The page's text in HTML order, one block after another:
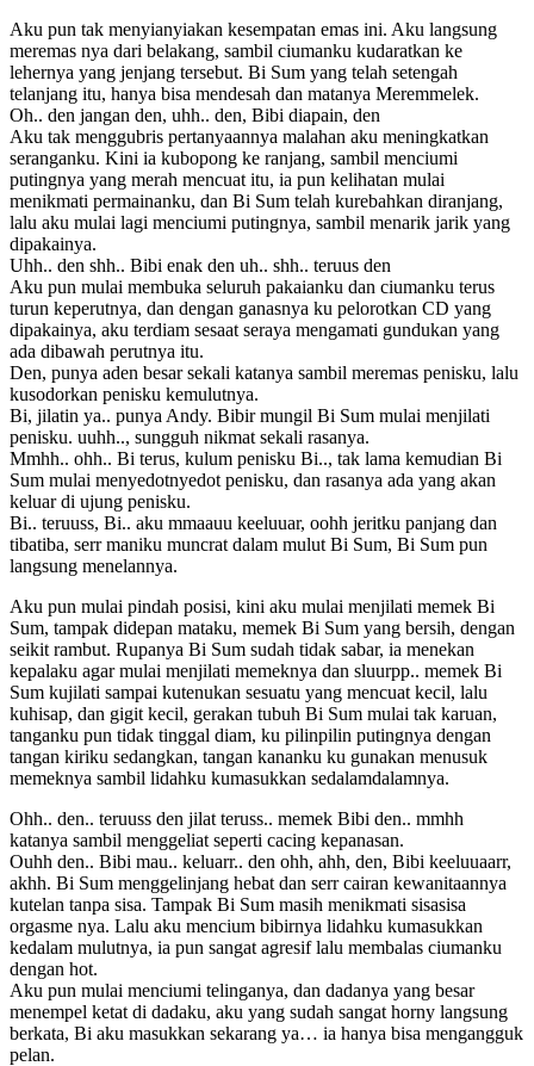
Aku pun tak menyianyiakan kesempatan emas ini. Aku langsung
meremas nya dari belakang, sambil ciumanku kudaratkan ke
lehernya yang jenjang tersebut. Bi Sum yang telah setengah
telanjang itu, hanya bisa mendesah dan matanya Meremmelek.
Oh.. den jangan den, uhh.. den, Bibi diapain, den
Aku tak menggubris pertanyaannya malahan aku meningkatkan
seranganku. Kini ia kubopong ke ranjang, sambil menciumi
putingnya yang merah mencuat itu, ia pun kelihatan mulai
menikmati permainanku, dan Bi Sum telah kurebahkan diranjang,
lalu aku mulai lagi menciumi putingnya, sambil menarik jarik yang
dipakainya.
Uhh.. den shh.. Bibi enak den uh.. shh.. teruus den
Aku pun mulai membuka seluruh pakaianku dan ciumanku terus
turun keperutnya, dan dengan ganasnya ku pelorotkan CD yang
dipakainya, aku terdiam sesaat seraya mengamati gundukan yang
ada dibawah perutnya itu.
Den, punya aden besar sekali katanya sambil meremas penisku, lalu
kusodorkan penisku kemulutnya.
Bi, jilatin ya.. punya Andy. Bibir mungil Bi Sum mulai menjilati
penisku. uuhh.., sungguh nikmat sekali rasanya.
Mmhh.. ohh.. Bi terus, kulum penisku Bi.., tak lama kemudian Bi
Sum mulai menyedotnyedot penisku, dan rasanya ada yang akan
keluar di ujung penisku.
Bi.. teruuss, Bi.. aku mmaauu keeluuar, oohh jeritku panjang dan
tibatiba, serr maniku muncrat dalam mulut Bi Sum, Bi Sum pun
langsung menelannya.
Aku pun mulai pindah posisi, kini aku mulai menjilati memek Bi
Sum, tampak didepan mataku, memek Bi Sum yang bersih, dengan
seikit rambut. Rupanya Bi Sum sudah tidak sabar, ia menekan
kepalaku agar mulai menjilati memeknya dan sluurpp.. memek Bi
Sum kujilati sampai kutenukan sesuatu yang mencuat kecil, lalu
kuhisap, dan gigit kecil, gerakan tubuh Bi Sum mulai tak karuan,
tanganku pun tidak tinggal diam, ku pilinpilin putingnya dengan
tangan kiriku sedangkan, tangan kananku ku gunakan menusuk
memeknya sambil lidahku kumasukkan sedalamdalamnya.
Ohh.. den.. teruuss den jilat teruss.. memek Bibi den.. mmhh
katanya sambil menggeliat seperti cacing kepanasan.
Ouhh den.. Bibi mau.. keluarr.. den ohh, ahh, den, Bibi keeluuaarr,
akhh. Bi Sum menggelinjang hebat dan serr cairan kewanitaannya
kutelan tanpa sisa. Tampak Bi Sum masih menikmati sisasisa
orgasme nya. Lalu aku mencium bibirnya lidahku kumasukkan
kedalam mulutnya, ia pun sangat agresif lalu membalas ciumanku
dengan hot.
Aku pun mulai menciumi telinganya, dan dadanya yang besar
menempel ketat di dadaku, aku yang sudah sangat horny langsung
berkata, Bi aku masukkan sekarang ya… ia hanya bisa mengangguk
pelan.